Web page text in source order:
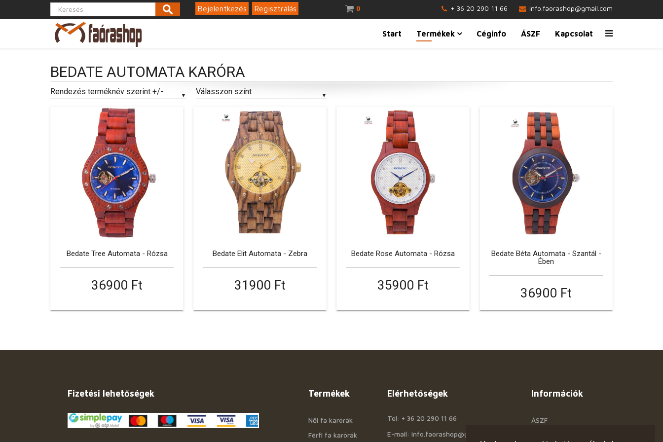
Bejelentkezés Regisztrálás 0 + 36 20 290 11 66 info.faorashop@gmail.com
Start Termékek Céginfo ÁSZF Kapcsolat
BEDATE AUTOMATA KARÓRA
Rendezés terméknév szerint +/- Válasszon színt
Bedate Tree Automata - Rózsa
36900 Ft
Bedate Elit Automata - Zebra
31900 Ft
Bedate Rose Automata - Rózsa
35900 Ft
Bedate Béta Automata - Szantál -
Ében
36900 Ft
Fizetési lehetőségek Termékek
Női fa karórák
Férfi fa karórák
Elérhetőségek
Tel: + 36 20 290 11 66
E-mail: info.faorashop@gmail.com
Információk
ÁSZF